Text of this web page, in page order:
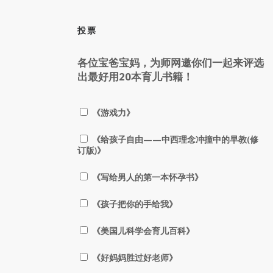
投票
各位宝爸宝妈，为师网邀你们一起来评选
出最好用20本育儿书籍！
《游戏力》
《给孩子自由——中西理念冲撞中的早教(修
订版)》
《写给男人的第一本怀孕书》
《孩子把你的手给我》
《美国儿科学会育儿百科》
《好妈妈胜过好老师》